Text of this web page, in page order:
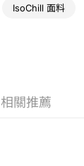
IsoChill 面料
相關推薦